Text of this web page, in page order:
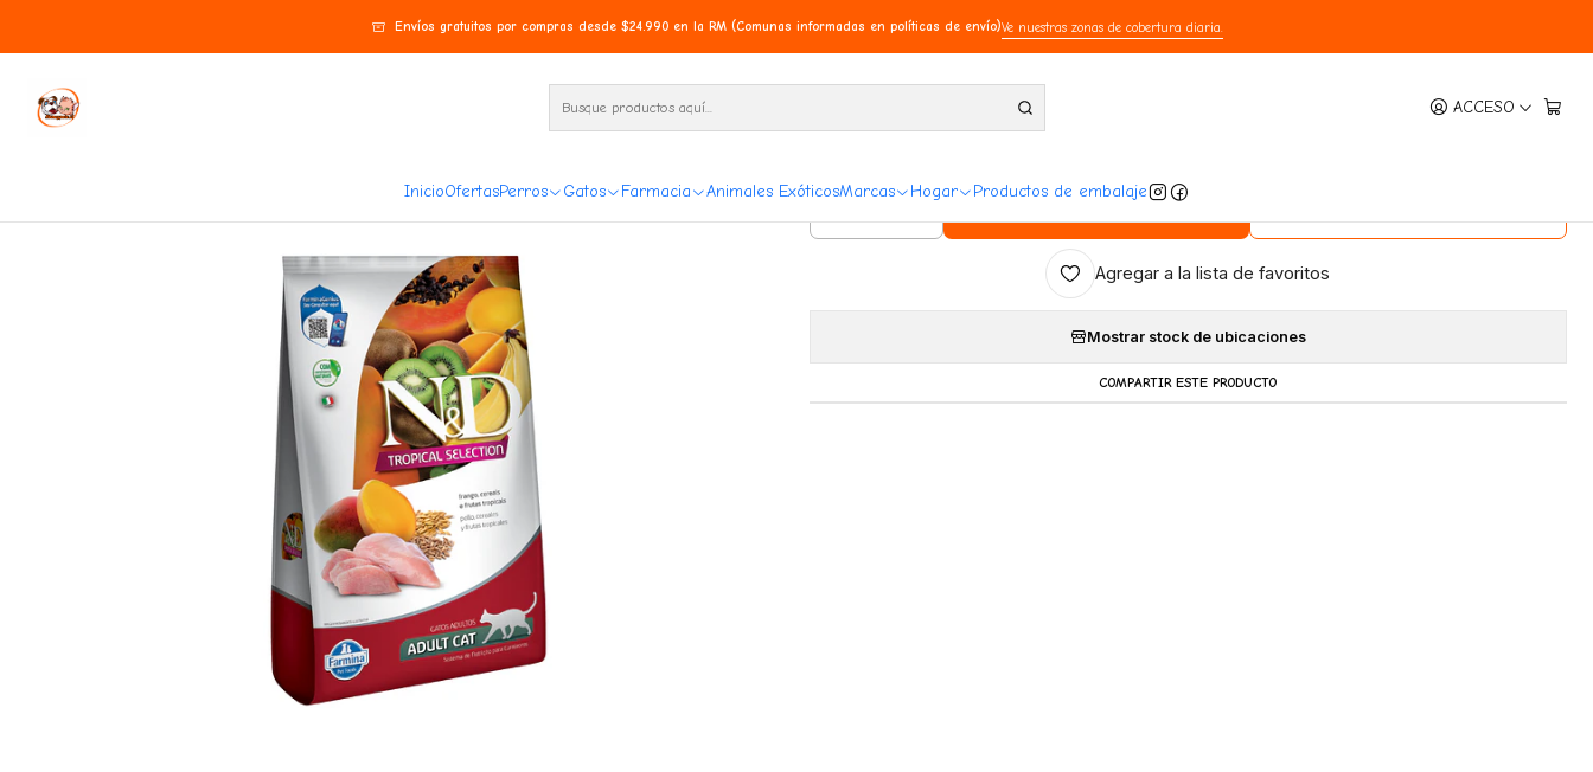
ACCESO
InicioOfertasPerros Gatos Farmacia Animales ExóticosMarcas Hogar Productos de embalaje
Envíos gratuitos por compras desde $24.990 en la RM (Comunas informadas en políticas de envío)Ve nuestras zonas de cobertura diaria.
N&D Tropical Gato Adulto 7 Kg
N&D Tropical Gato Adulto 7 Kg
Cantidad
Agregar a la lista de favoritos
Mostrar stock de ubicaciones
COMPARTIR ESTE PRODUCTO